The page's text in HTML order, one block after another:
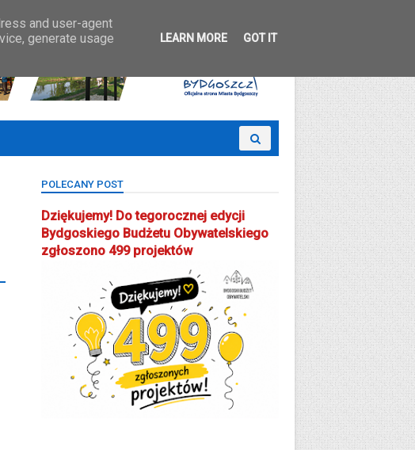
POLECANY POST
Dziękujemy! Do tegorocznej edycji
Bydgoskiego Budżetu Obywatelskiego
zgłoszono 499 projektów
and user-agent
generate usage
LEARN MORE GOT IT